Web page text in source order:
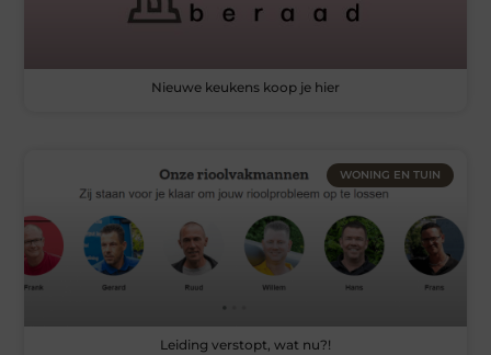
Nieuwe keukens koop je hier
WONING EN TUIN
Leiding verstopt, wat nu?!